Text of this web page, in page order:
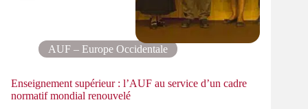
AUF – Europe Occidentale
Enseignement supérieur : l’AUF au service d’un cadre
normatif mondial renouvelé